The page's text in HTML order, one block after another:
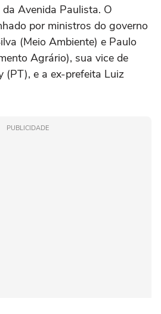
Avenida Paulista. O
por ministros do governo
(Meio Ambiente) e Paulo
Agrário), sua vice de
(PT), e a ex-prefeita Luiz
PUBLICIDADE